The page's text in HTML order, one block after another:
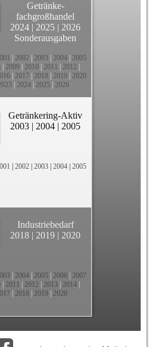
Getränke-
fachgroßhandel
2024 | 2025 | 2026
Sonderausgaben
2002 2003 2004 2005
2009 2010 2011 2012
2017 2018 2019 2020
| 2024| 2025| 2026
Getränkering-Aktiv
2003 | 2004 | 2005
| 2002 | 2003 | 2004 | 2005
Industriebedarf
2018 | 2019 | 2020
2004 2005 2006 2007
2011 2012 2013 2014
2018 2019 2020